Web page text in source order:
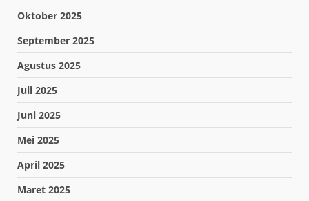
Oktober 2025
September 2025
Agustus 2025
Juli 2025
Juni 2025
Mei 2025
April 2025
Maret 2025